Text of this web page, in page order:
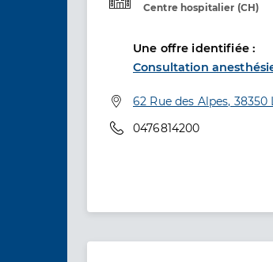
Centre hospitalier (CH)
Etablissement
Une offre identifiée :
Consultation
Adresse
62 Rue des Alpes, 38350
Téléphone
0476814200